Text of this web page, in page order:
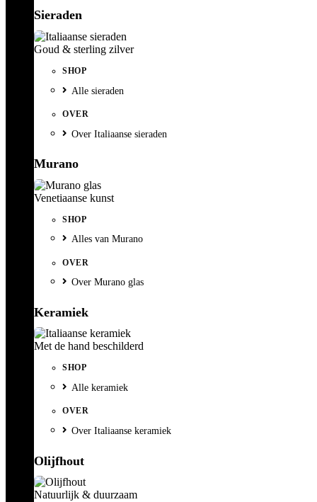
Sieraden
Goud & sterling zilver
SHOP
Alle sieraden
OVER
Over Italiaanse sieraden
Murano
Venetiaanse kunst
SHOP
Alles van Murano
OVER
Over Murano glas
Keramiek
Met de hand beschilderd
SHOP
Alle keramiek
OVER
Over Italiaanse keramiek
Olijfhout
Natuurlijk & duurzaam